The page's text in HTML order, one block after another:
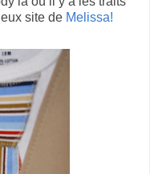
site de Melissa!